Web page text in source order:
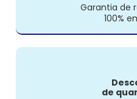
Garantia de
100%
de